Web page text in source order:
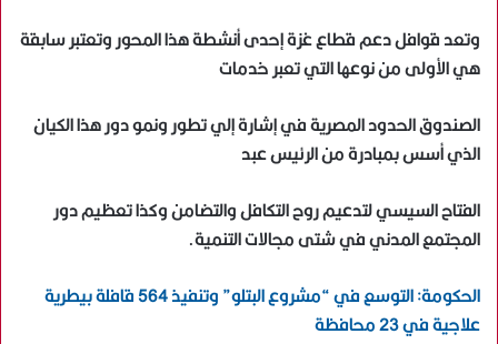
وتعد قوافل دعم قطاع غزة إحدى أنشطة هذا المحور وتعتبر سابقة
هي الأولى من نوعها التي تعبر خدمات
الصندوق الحدود المصرية في إشارة إلي تطور ونمو دور هذا الكيان
الذي أسس بمبادرة من الرئيس عبد
الفتاح السيسي لتدعيم روح التكافل والتضامن وكذا تعظيم دور
المجتمع المدني في شتى مجالات التنمية.
الحكومة: التوسع في “مشروع البتلو” وتنفيذ 564 قافلة بيطرية
علاجية في 23 محافظة